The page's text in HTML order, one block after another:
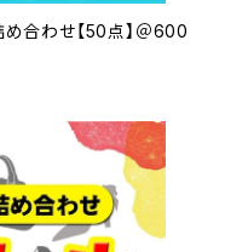
め合わせ【50点】＠600